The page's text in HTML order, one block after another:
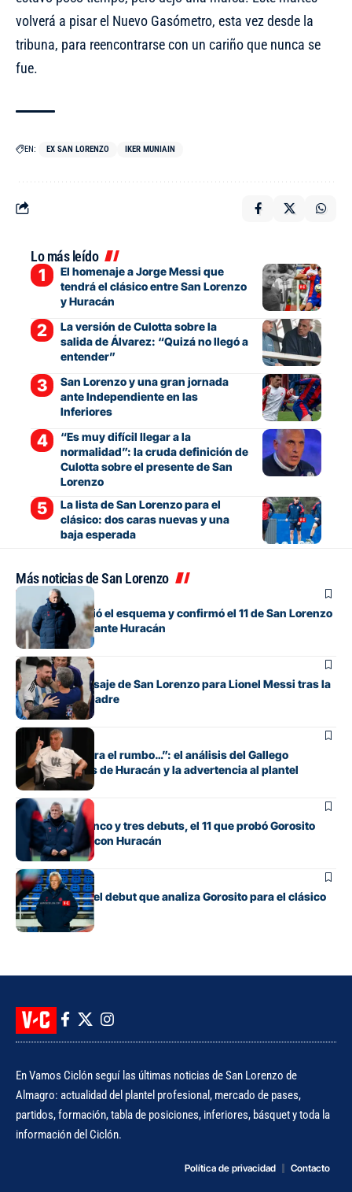
volverá a pisar el Nuevo Gasómetro, esta vez desde la
tribuna, para reencontrarse con un cariño que nunca se
fue.
EN: EX SAN LORENZO IKER MUNIAIN
Lo más leído
El homenaje a Jorge Messi que
tendrá el clásico entre San Lorenzo
y Huracán
La versión de Culotta sobre la
salida de Álvarez: “Quizá no llegó a
entender”
San Lorenzo y una gran jornada
ante Independiente en las
Inferiores
“Es muy difícil llegar a la
normalidad”: la cruda definición de
Culotta sobre el presente de San
Lorenzo
La lista de San Lorenzo para el
clásico: dos caras nuevas y una
baja esperada
Más noticias de San Lorenzo
Fútbol
Gorosito cambió el esquema y confirmó el 11 de San Lorenzo
para el clásico ante Huracán
Fútbol
El sentido mensaje de San Lorenzo para Lionel Messi tras la
muerte de su padre
Fútbol
“Si no encuentra el rumbo…”: el análisis del Gallego
González antes de Huracán y la advertencia al plantel
Fútbol
Con línea de cinco y tres debuts, el 11 que probó Gorosito
para el clásico con Huracán
Fútbol
Los cambios y el debut que analiza Gorosito para el clásico
con Huracán
En Vamos Ciclón seguí las últimas noticias de San Lorenzo de
Almagro: actualidad del plantel profesional, mercado de pases,
partidos, formación, tabla de posiciones, inferiores, básquet y toda la
información del Ciclón.
Política de privacidad Contacto